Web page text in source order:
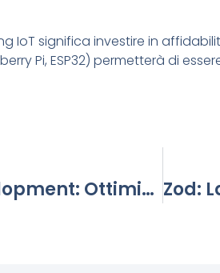
IoT significa investire in
Pi, ESP32) permetterà di
Carbon-Aware Software Development: Ottimizzare Il Codice Per L’efficienza Energetica